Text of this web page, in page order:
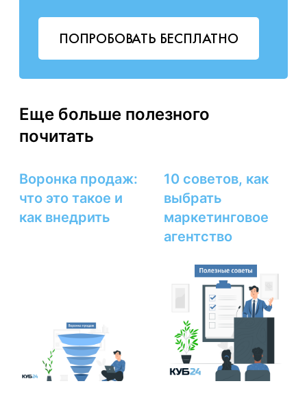
ПОПРОБОВАТЬ БЕСПЛАТНО
Еще больше полезного
почитать
Воронка продаж:
что это такое и
как внедрить
10 советов, как
выбрать
маркетинговое
агентство